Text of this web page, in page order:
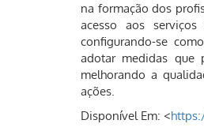
na formação dos
acesso aos
configurando-se
adotar medidas que
melhorando a
ações.
Disponível Em: <